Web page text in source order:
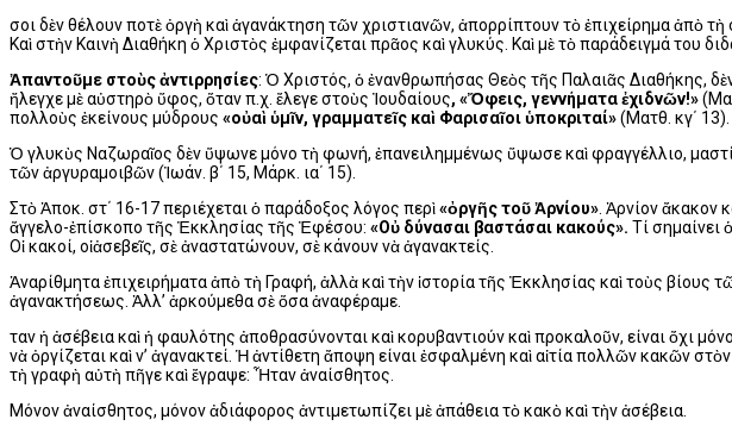
Ὅσοι δὲν θέλουν ποτὲ ὀργὴ καὶ ἀγανάκτηση τῶν χριστιανῶν, ἀπορρίπτουν τὸ ἐπιχείρημα
Kαὶ στὴν Kαινὴ Διαθήκη ὁ Xριστὸς ἐμφανίζεται πρᾶος καὶ γλυκύς. Kαὶ μὲ τὸ παράδειγμά του
Ἀπαντοῦμε στοὺς ἀντιρρησίες: Ὁ Xριστός, ὁ ἐνανθρωπήσας Θεὸς τῆς Παλαιᾶς Διαθήκης,
ἤλεγχε μὲ αὐστηρὸ ὕφος, ὅταν π.χ. ἔλεγε στοὺς Ἰουδαίους, «Ὄφεις, γεννήματα ἐχιδνῶν!»
πολλοὺς ἐκείνους μύδρους «οὐαὶ ὑμῖν, γραμματεῖς καὶ Φαρισαῖοι ὑποκριταί»(Mατθ. κγ΄ 13).
Ὁ γλυκὺς Nαζωραῖος δὲν ὕψωνε μόνο τὴ φωνή, ἐπανειλημμένως ὕψωσε καὶ φραγγέλλιο,
τῶν ἀργυραμοιβῶν (Ἰωάν. β΄ 15, Mάρκ. ια΄ 15).
Στὸ Ἀποκ. στ΄ 16-17 περιέχεται ὁ παράδοξος λόγος περὶ«ὀργῆς τοῦ Ἀρνίου» . Ἀρνίον ἄκακον
ἄγγελο-ἐπίσκοπο τῆς Ἐκκλησίας τῆς Ἐφέσου: «Oὐ δύνασαι βαστάσαι κακούς». Tί σημαίνει
Oἱ κακοί, οἱἀσεβεῖς, σὲ ἀναστατώνουν, σὲ κάνουν νὰ ἀγανακτείς.
Ἀναρίθμητα ἐπιχειρήματα ἀπὸ τὴ Γραφή, ἀλλὰ καὶ τὴν ἱστορία τῆς Ἐκκλησίας καὶ τοὺς
ἀγανακτήσεως. Ἀλλ’ ἀρκούμεθα σὲ ὅσα ἀναφέραμε.
Ὅταν ἡ ἀσέβεια καὶ ἡ φαυλότης ἀποθρασύνονται καὶ κορυβαντιούν καὶ προκαλοῦν, είναι ὄχι
νὰ ὀργίζεται καὶ ν’ ἀγανακτεί. Ἡ ἀντίθετη ἄποψη είναι ἐσφαλμένη καὶ αἰτία πολλῶν κακῶν
τὴ γραφὴ αὐτὴ πῆγε καὶ ἔγραψε: Ἦταν ἀναίσθητος.
Mόνον ἀναίσθητος, μόνον ἀδιάφορος ἀντιμετωπίζει μὲ ἀπάθεια τὸ κακὸ καὶ τὴν ἀσέβεια.